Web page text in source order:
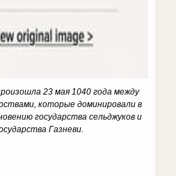
23 мая 1040 года между
которые доминировали в
государства сельджуков и
Газневи.